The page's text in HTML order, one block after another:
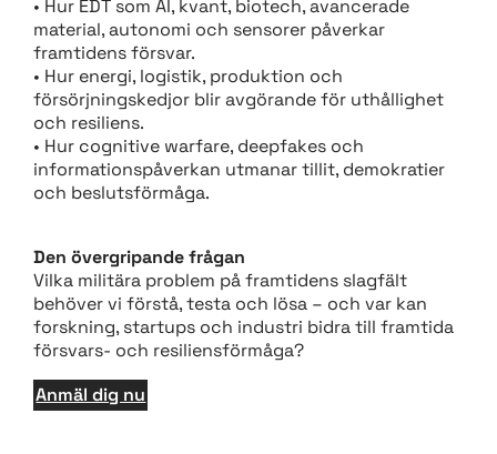
• Hur EDT som AI, kvant, biotech, avancerade
material, autonomi och sensorer påverkar
framtidens försvar.
• Hur energi, logistik, produktion och
försörjningskedjor blir avgörande för uthållighet
och resiliens.
• Hur cognitive warfare, deepfakes och
informationspåverkan utmanar tillit, demokratier
och beslutsförmåga.
Den övergripande frågan
Vilka militära problem på framtidens slagfält
behöver vi förstå, testa och lösa – och var kan
forskning, startups och industri bidra till framtida
försvars- och resiliensförmåga?
Anmäl dig nu